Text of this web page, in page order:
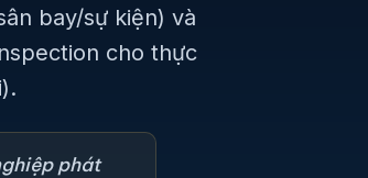
bay/sự kiện) và
cho thực
phát